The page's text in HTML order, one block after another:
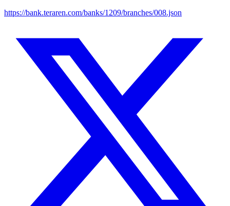
https://bank.teraren.com/banks/1209/branches/008.json